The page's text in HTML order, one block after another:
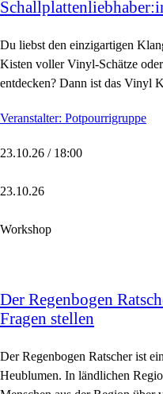
Du liebst den einzigartigen
Kisten voller Vinyl-Schätze
entdecken? Dann ist das Vinyl
Veranstalter: Potpourrigruppe
23.10.26 / 18:00
23.10.26
Workshop
Der Regenbogen
Fragen stellen
Der Regenbogen Ratscher ist
Heublumen. In ländlichen